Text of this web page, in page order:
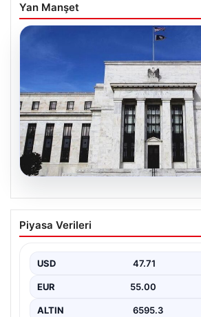
Yan Manşet
06.08.2026
Fed faizi sabit tuttu
Piyasa Verileri
USD 47.71
EUR 55.00
ALTIN 6595.3